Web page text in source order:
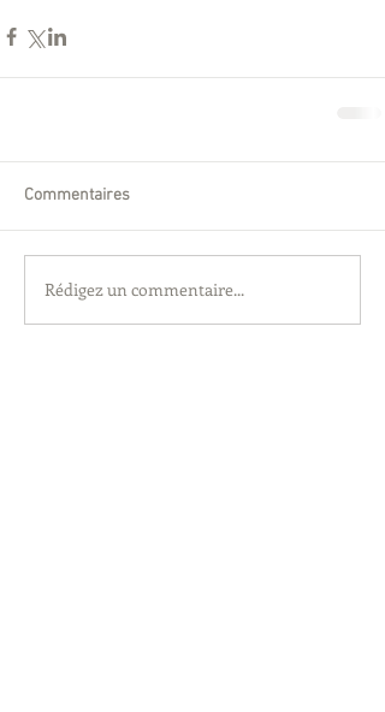
Commentaires
Rédigez un commentaire...